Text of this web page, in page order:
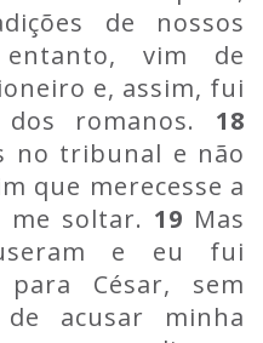
de nossos
entanto, vim de
e, assim, fui
romanos. 18
no tribunal e não
que merecesse a
me soltar. 19 Mas
e eu fui
César, sem
acusar minha